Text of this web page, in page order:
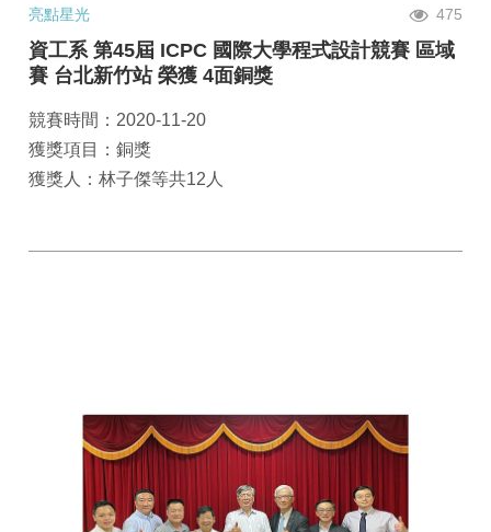
亮點星光 475
資工系 第45屆 ICPC 國際大學程式設計競賽 區域
賽 台北新竹站 榮獲 4面銅獎
競賽時間：2020-11-20
獲獎項目：銅獎
獲獎人：林子傑等共12人